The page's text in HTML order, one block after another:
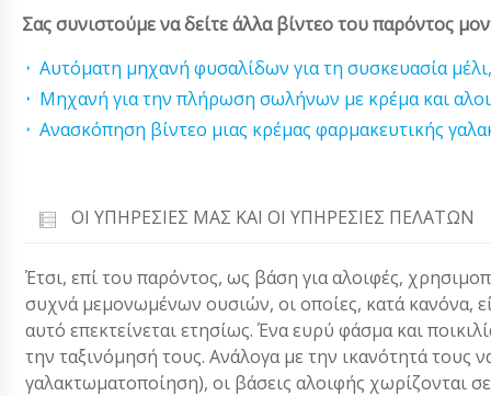
Σας συνιστούμε να δείτε άλλα βίντεο του παρόντος
Αυτόματη μηχανή φυσαλίδων για τη συσκευασία
Μηχανή για την πλήρωση σωλήνων με κρέμα και
Ανασκόπηση βίντεο μιας κρέμας φαρμακευτικής
ΟΙ ΥΠΗΡΕΣΊΕΣ ΜΑΣ ΚΑΙ ΟΙ ΥΠΗΡΕΣΊΕΣ ΠΕΛΑΤΏΝ
Έτσι, επί του παρόντος, ως βάση για αλοιφές,
συχνά μεμονωμένων ουσιών, οι οποίες, κατά κανόνα,
αυτό επεκτείνεται ετησίως. Ένα ευρύ φάσμα και
την ταξινόμησή τους. Ανάλογα με την ικανότητά
γαλακτωματοποίηση), οι βάσεις αλοιφής χωρίζονται